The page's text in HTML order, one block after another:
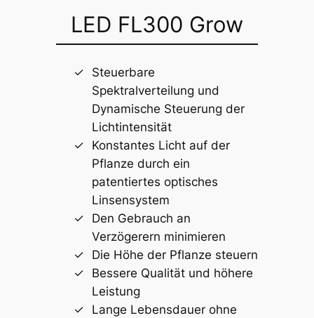
LED FL300 Grow
Steuerbare
Spektralverteilung und
Dynamische Steuerung der
Lichtintensität
Konstantes Licht auf der
Pflanze durch ein
patentiertes optisches
Linsensystem
Den Gebrauch an
Verzögerern minimieren
Die Höhe der Pflanze steuern
Bessere Qualität und höhere
Leistung
Lange Lebensdauer ohne